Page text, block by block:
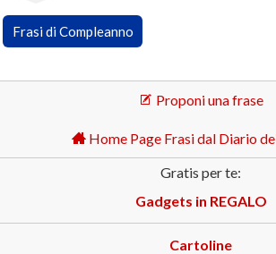
Frasi di Compleanno
Proponi una frase
Home Page Frasi dal Diario
Gratis per te:
Gadgets in REGALO
Cartoline